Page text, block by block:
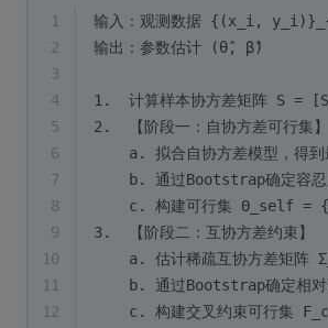
1
输入：观测数据 {(x_i,
2
输出：参数估计 (θ̂, β̂)
3
4
1.  计算样本协方差矩阵 S =
5
2.  【阶段一：自协方差可行集】
6
a. 拟合自协方差模型，得
7
b. 通过Bootstrap确定容
8
c. 构建可行集 Θ_self =
9
3.  【阶段二：互协方差约束】
10
a. 估计稀疏互协方差矩阵
11
b. 通过Bootstrap确定相
12
c. 构建交叉约束可行集